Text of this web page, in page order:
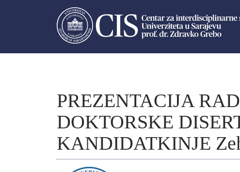
PREZENTACIJA
DOKTORSKE
KANDIDATKINJE